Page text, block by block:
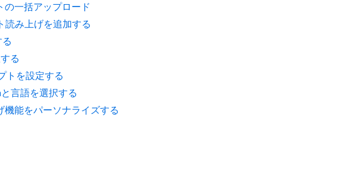
の一括アップロード
読み上げを追加する
る
トを設定する
言語を選択する
機能をパーソナライズする